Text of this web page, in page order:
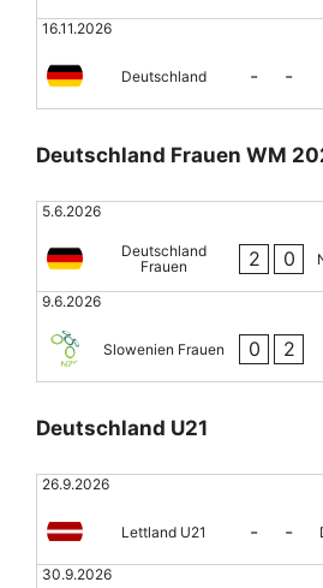
16.11.2026
Deutschland - -
Deutschland Frauen WM
5.6.2026
Deutschland
Frauen
2 0
9.6.2026
Slowenien Frauen 0 2
Deutschland U21
26.9.2026
Lettland U21 - -
30.9.2026